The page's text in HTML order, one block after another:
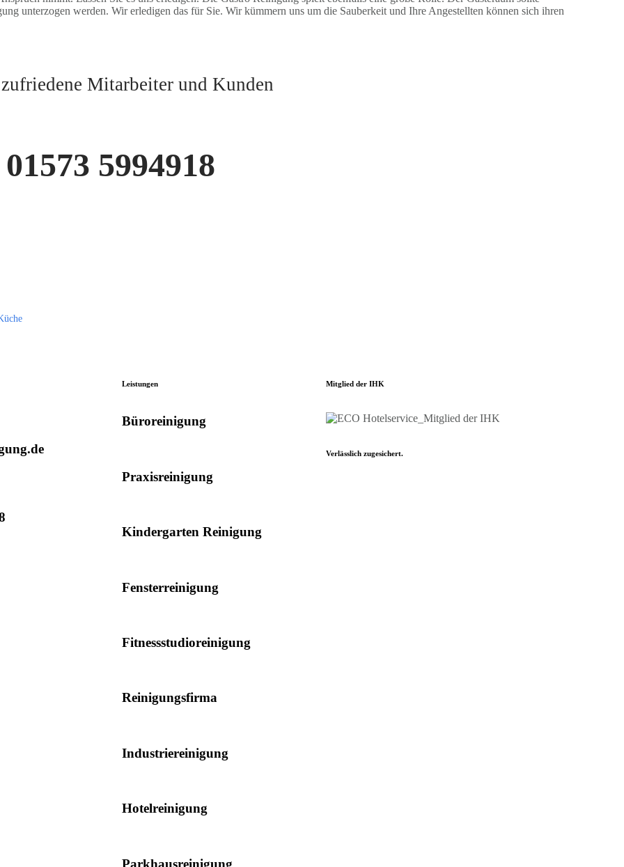
unterzogen werden. Wir erledigen das für Sie. Wir kümmern uns um die Sauberkeit und Ihre Angestellten können sich ihren
Mitarbeiter und Kunden
01573 5994918
Leistungen
Büroreinigung
Praxisreinigung
Kindergarten Reinigung
Fensterreinigung
Fitnessstudioreinigung
Reinigungsfirma
Industriereinigung
Hotelreinigung
Parkhausreinigung
Mitglied der IHK
Verlässlich zugesichert.